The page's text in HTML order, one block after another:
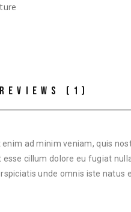
REVIEWS (1)
ad minim veniam, quis
cillum dolore eu fugiat
unde omnis iste natus